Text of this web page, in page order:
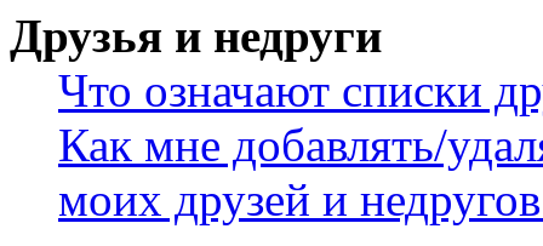
Друзья и недруги
Что означают списки
Как мне добавлять/
моих друзей и